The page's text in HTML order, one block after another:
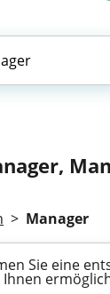
> Manager
Sie eine